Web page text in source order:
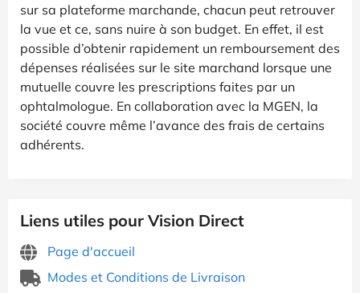
sur sa plateforme marchande, chacun peut retrouver
la vue et ce, sans nuire à son budget. En effet, il est
possible d’obtenir rapidement un remboursement des
dépenses réalisées sur le site marchand lorsque une
mutuelle couvre les prescriptions faites par un
ophtalmologue. En collaboration avec la MGEN, la
société couvre même l’avance des frais de certains
adhérents.
Liens utiles pour Vision Direct
Page d'accueil
Modes et Conditions de Livraison